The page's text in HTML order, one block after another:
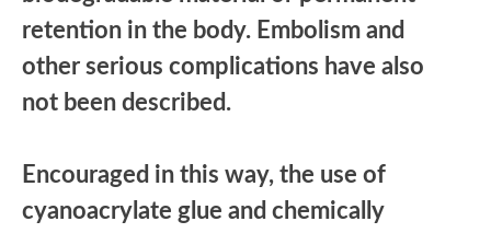
retention in the body. Embolism and
other serious complications have also
not been described.
Encouraged in this way, the use of
cyanoacrylate glue and chemically